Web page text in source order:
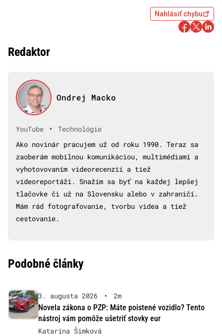
Nahlásiť chybu
Redaktor
Ondrej Macko
YouTube •
Technológie
Ako novinár pracujem už od roku 1990. Teraz sa
zaoberám mobilnou komunikáciou, multimédiami a
vyhotovovaním videorecenzií a tiež
videoreportáží. Snažím sa byť na každej lepšej
tlačovke či už na Slovensku alebo v zahraničí.
Mám rád fotografovanie, tvorbu videa a tiež
cestovanie.
Podobné články
3. augusta 2026 •
2m
Novela zákona o PZP: Máte poistené vozidlo? Tento
nástroj vám pomôže ušetriť stovky eur
Katarína Šimková